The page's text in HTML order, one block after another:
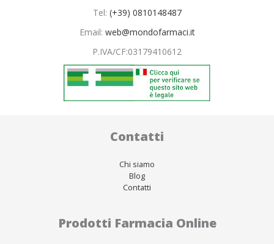
Tel: (+39) 0810148487
Email: web@mondofarmaci.it
P.IVA/CF:03179410612
Contatti
Chi siamo
Blog
Contatti
Prodotti Farmacia Online